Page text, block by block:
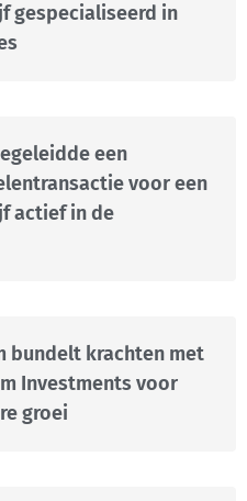
gespecialiseerd in
een
voor een
actief in de
bundelt krachten met
Investments voor
groei